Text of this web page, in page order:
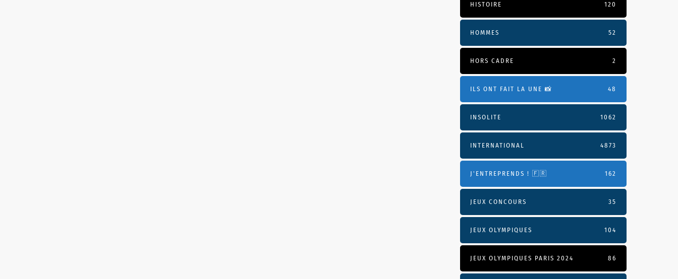
HISTOIRE 120
HOMMES 52
HORS CADRE 2
ILS ONT FAIT LA UNE 📸 48
INSOLITE 1062
INTERNATIONAL 4873
J'ENTREPRENDS ! 🇫🇷 162
JEUX CONCOURS 35
JEUX OLYMPIQUES 104
JEUX OLYMPIQUES PARIS 2024 86